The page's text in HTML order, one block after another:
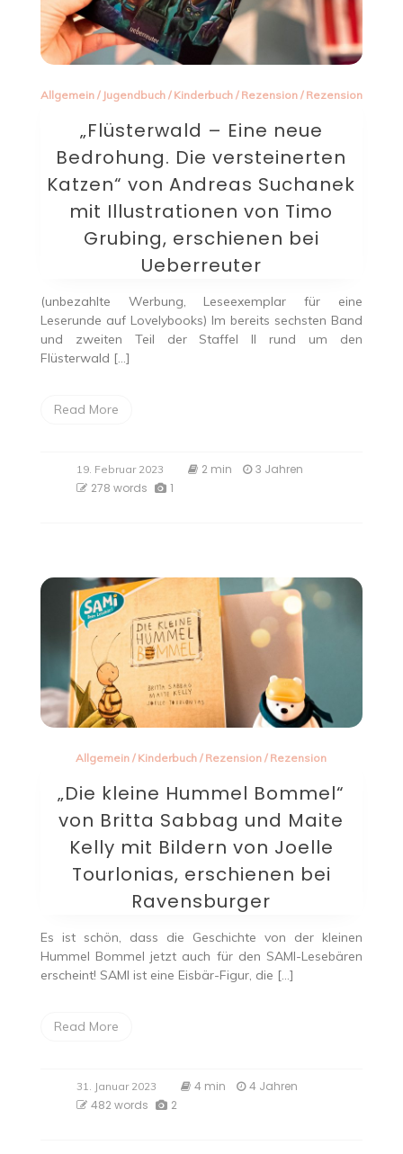
Allgemein/ Jugendbuch/ Kinderbuch/ Rezension/ Rezension
„Flüsterwald – Eine neue
Bedrohung. Die versteinerten
Katzen“ von Andreas Suchanek
mit Illustrationen von Timo
Grubing, erschienen bei
Ueberreuter
(unbezahlte Werbung, Leseexemplar für eine
Leserunde auf Lovelybooks) Im bereits sechsten Band
und zweiten Teil der Staffel II rund um den
Flüsterwald […]
Read More
19. Februar 2023 2 min
3 Jahren
278 words
1
Allgemein / Kinderbuch / Rezension / Rezension
„Die kleine Hummel Bommel“
von Britta Sabbag und Maite
Kelly mit Bildern von Joelle
Tourlonias, erschienen bei
Ravensburger
Es ist schön, dass die Geschichte von der kleinen
Hummel Bommel jetzt auch für den SAMI-Lesebären
erscheint! SAMI ist eine Eisbär-Figur, die […]
Read More
31. Januar 2023 4 min
4 Jahren
482 words
2